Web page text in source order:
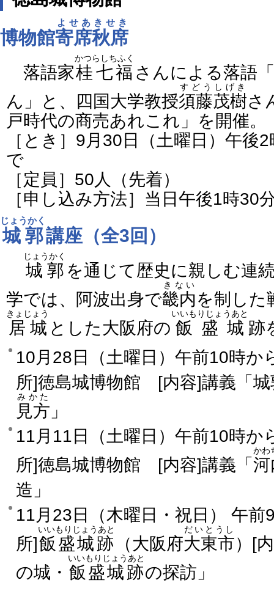
博物館寄席秋席
よせあきせき
落語家桂七福
かつらしちふく
さんによる落語「
ん」と、四国大学教授須藤茂樹
すどうしげき
さ
戸時代の商売あれこれ」を開催。
［とき］9月30日（土曜日）午後
で
［定員］50人（先着）
［申し込み方法］当日午後1時30
城郭
じょうかく
講座（全3回）
城郭
じょうかく
を通じて歴史に親しむ連
学では、阿波出身で畿内
きない
を制した
居城
きょじょう
とした大阪府の 飯盛城
いいもりじょうあと
跡
10月28日（土曜日）午前10時か
所]徳島城博物館 [内容]講義「
見方
みかた
」
11月11日（土曜日）午前10時か
所]徳島城博物館 [内容]講義「 河
かわ
造」
11月23日（木曜日・祝日） 午前9
所]飯盛城跡
いいもりじょうあと
（大阪府大東市
だいとうし
）[
の城・ 飯盛城跡
いいもりじょうあと
の探訪」